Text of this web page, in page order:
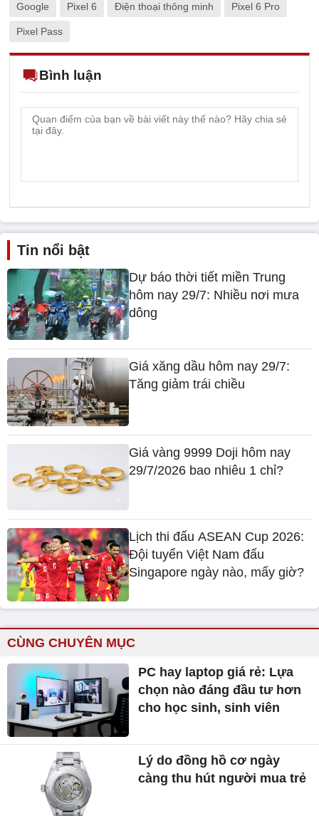
Google Pixel 6 Điện thoại thông minh Pixel 6 Pro
Pixel Pass
Bình luận
Tin nổi bật
Dự báo thời tiết miền Trung
hôm nay 29/7: Nhiều nơi mưa
dông
Giá xăng dầu hôm nay 29/7:
Tăng giảm trái chiều
Giá vàng 9999 Doji hôm nay
29/7/2026 bao nhiêu 1 chỉ?
Lịch thi đấu ASEAN Cup 2026:
Đội tuyển Việt Nam đấu
Singapore ngày nào, mấy giờ?
CÙNG CHUYÊN MỤC
PC hay laptop giá rẻ: Lựa
chọn nào đáng đầu tư hơn
cho học sinh, sinh viên
Lý do đồng hồ cơ ngày
càng thu hút người mua trẻ